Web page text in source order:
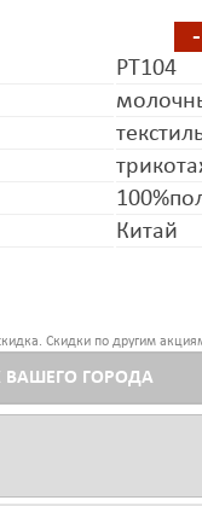
PT104
Китай
Скидки по другим
ВАШЕГО ГОРОДА